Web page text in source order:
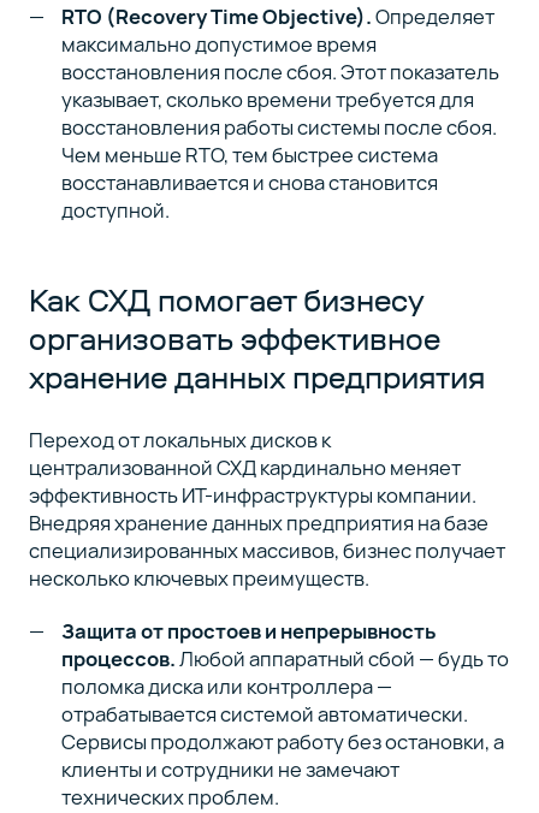
RTO (Recovery Time Objective).Определяет
максимально допустимое время
восстановления после сбоя. Этот показатель
указывает, сколько времени требуется для
восстановления работы системы после сбоя.
Чем меньше RTO, тем быстрее система
восстанавливается и снова становится
доступной.
Как СХД помогает бизнесу
организовать эффективное
хранение данных предприятия
Переход от локальных дисков к
централизованной СХД кардинально меняет
эффективность ИТ-инфраструктуры компании.
Внедряя хранение данных предприятия на базе
специализированных массивов, бизнес получает
несколько ключевых преимуществ.
Защита от простоев и непрерывность
процессов.Любой аппаратный сбой — будь то
поломка диска или контроллера —
отрабатывается системой автоматически.
Сервисы продолжают работу без остановки, а
клиенты и сотрудники не замечают
технических проблем.